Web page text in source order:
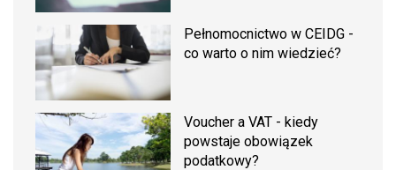
Pełnomocnictwo w CEIDG -
co warto o nim wiedzieć?
Voucher a VAT - kiedy
powstaje obowiązek
podatkowy?